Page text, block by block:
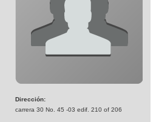
Dirección:
carrera 30 No. 45 -03 edif. 210 of 206